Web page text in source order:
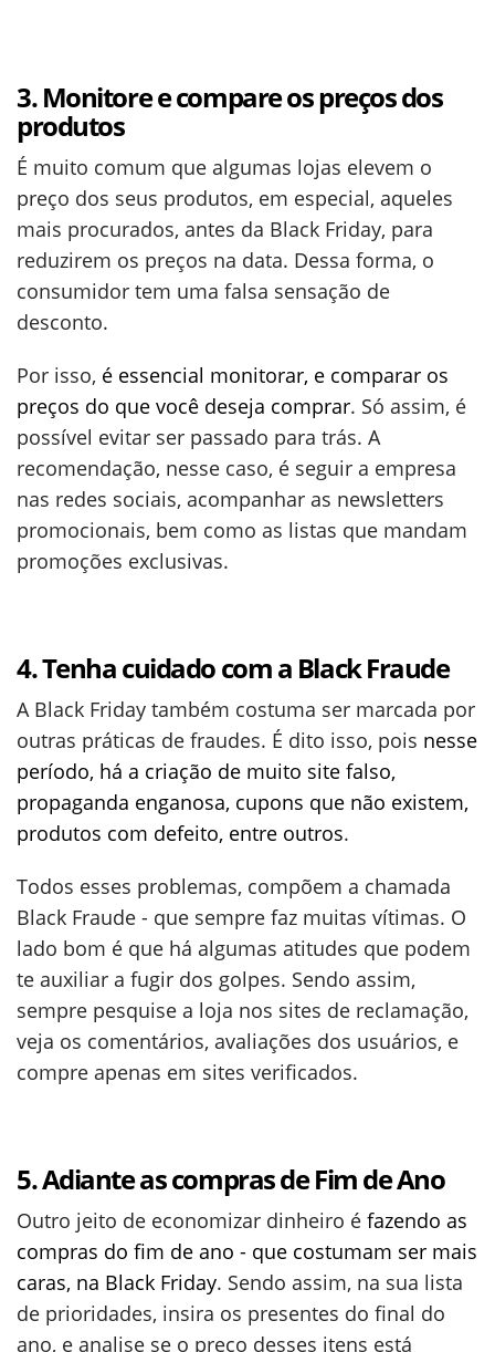
3. Monitore e compare os preços dos
produtos
É muito comum que algumas lojas elevem o
preço dos seus produtos, em especial, aqueles
mais procurados, antes da Black Friday, para
reduzirem os preços na data. Dessa forma, o
consumidor tem uma falsa sensação de
desconto.
Por isso, é essencial monitorar, e comparar os
preços do que você deseja comprar. Só assim, é
possível evitar ser passado para trás. A
recomendação, nesse caso, é seguir a empresa
nas redes sociais, acompanhar as newsletters
promocionais, bem como as listas que mandam
promoções exclusivas.
4. Tenha cuidado com a Black Fraude
A Black Friday também costuma ser marcada por
outras práticas de fraudes. É dito isso, pois nesse
período, há a criação de muito site falso,
propaganda enganosa, cupons que não existem,
produtos com defeito, entre outros.
Todos esses problemas, compõem a chamada
Black Fraude - que sempre faz muitas vítimas. O
lado bom é que há algumas atitudes que podem
te auxiliar a fugir dos golpes. Sendo assim,
sempre pesquise a loja nos sites de reclamação,
veja os comentários, avaliações dos usuários, e
compre apenas em sites verificados.
5. Adiante as compras de Fim de Ano
Outro jeito de economizar dinheiro é fazendo as
compras do fim de ano - que costumam ser mais
caras, na Black Friday. Sendo assim, na sua lista
de prioridades, insira os presentes do final do
ano, e analise se o preço desses itens está